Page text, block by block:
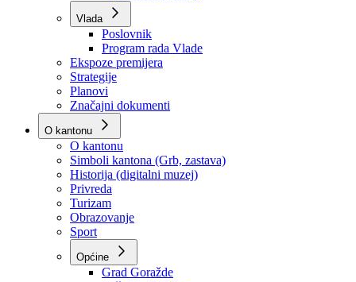
*Odluke
*Zaključci
*Poslanička pitanja
Vlada
Poslovnik
Program rada Vlade
Ekspoze premijera
Strategije
Planovi
Značajni dokumenti
O kantonu
O kantonu
Simboli kantona (Grb, zastava)
Historija (digitalni muzej)
Privreda
Turizam
Obrazovanje
Sport